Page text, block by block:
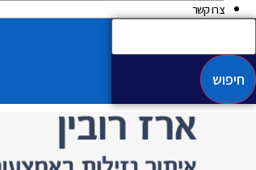
צרו קשר
חיפוש